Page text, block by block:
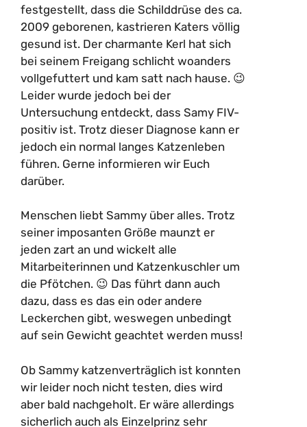
festgestellt, dass die Schilddrüse des ca.
2009 geborenen, kastrieren Katers völlig
gesund ist. Der charmante Kerl hat sich
bei seinem Freigang schlicht woanders
vollgefuttert und kam satt nach hause. 😉
Leider wurde jedoch bei der
Untersuchung entdeckt, dass Samy FIV-
positiv ist. Trotz dieser Diagnose kann er
jedoch ein normal langes Katzenleben
führen. Gerne informieren wir Euch
darüber.
Menschen liebt Sammy über alles. Trotz
seiner imposanten Größe maunzt er
jeden zart an und wickelt alle
Mitarbeiterinnen und Katzenkuschler um
die Pfötchen. 😉 Das führt dann auch
dazu, dass es das ein oder andere
Leckerchen gibt, weswegen unbedingt
auf sein Gewicht geachtet werden muss!
Ob Sammy katzenverträglich ist konnten
wir leider noch nicht testen, dies wird
aber bald nachgeholt. Er wäre allerdings
sicherlich auch als Einzelprinz sehr